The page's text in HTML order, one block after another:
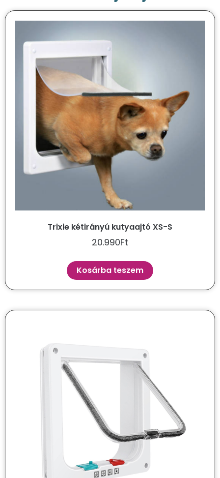
Trixie kétirányú kutyaajtó XS-S
20.990Ft
Kosárba teszem